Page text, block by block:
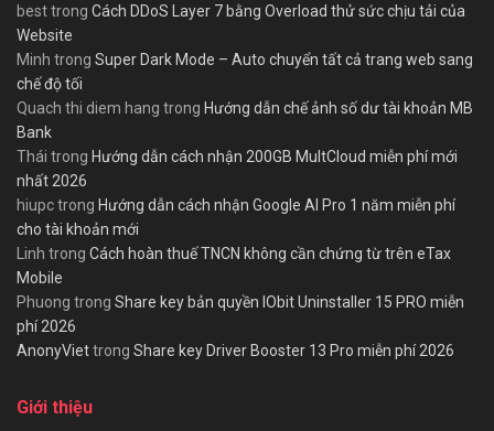
besttrong Cách DDoS Layer 7 bằng Overload thử sức chịu tải của
Website
Minh trong Super Dark Mode – Auto chuyển tất cả trang web sang
chế độ tối
Quach thi diem hang trong Hướng dẫn chế ảnh số dư tài khoản MB
Bank
Thái trong Hướng dẫn cách nhận 200GB MultCloud miễn phí mới
nhất 2026
hiupctrong Hướng dẫn cách nhận Google AI Pro 1 năm miễn phí
cho tài khoản mới
Linh trong Cách hoàn thuế TNCN không cần chứng từ trên eTax
Mobile
Phuong trong Share key bản quyền IObit Uninstaller 15 PRO miễn
phí 2026
AnonyViettrong Share key Driver Booster 13 Pro miễn phí 2026
Giới thiệu